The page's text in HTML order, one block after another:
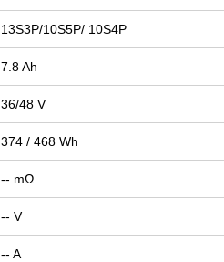
13S3P/10S5P/ 10S4P
7.8 Ah
36/48 V
374 / 468 Wh
-- mΩ
-- V
-- A